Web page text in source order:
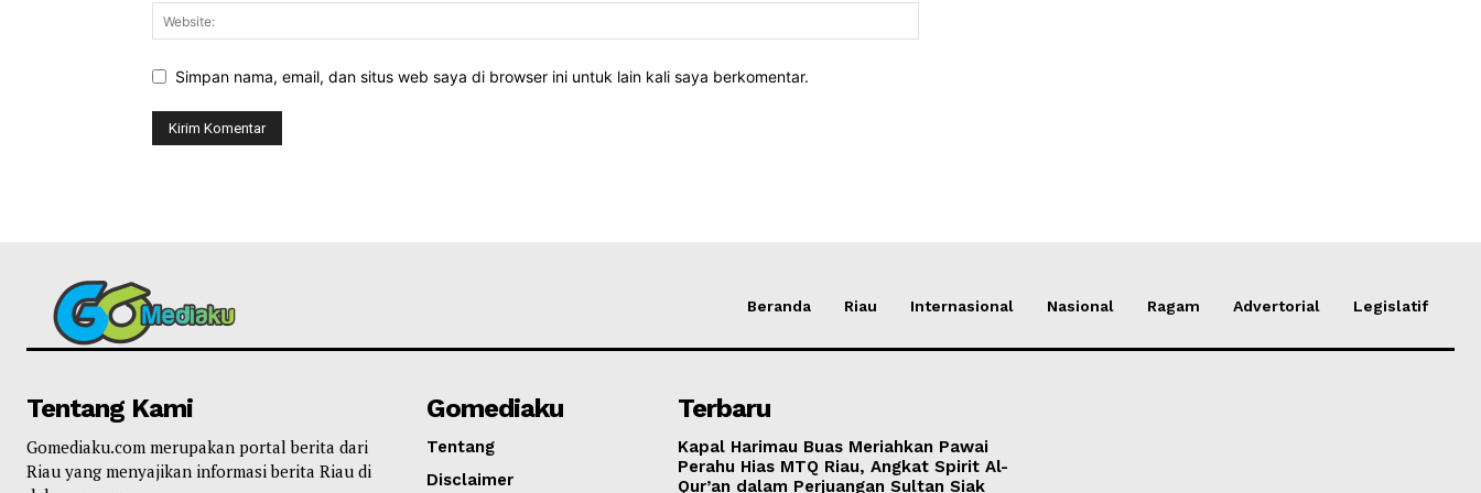
Simpan nama, email, dan situs web saya di browser ini untuk lain kali saya berkomentar.
Beranda Riau Internasional Nasional Ragam Advertorial Legislatif
Tentang Kami
Gomediaku.com merupakan portal berita dari
Riau yang menyajikan informasi berita Riau di
Gomediaku
Tentang
Disclaimer
Terbaru
Kapal Harimau Buas Meriahkan Pawai
Perahu Hias MTQ Riau, Angkat Spirit Al-
Qur’an dalam Perjuangan Sultan Siak